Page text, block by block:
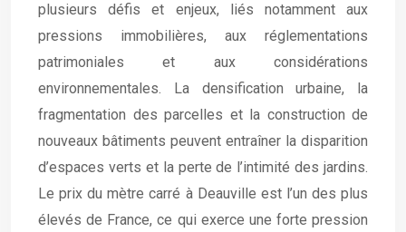
plusieurs défis et enjeux, liés notamment aux
pressions immobilières, aux réglementations
patrimoniales et aux considérations
environnementales. La densification urbaine, la
fragmentation des parcelles et la construction de
nouveaux bâtiments peuvent entraîner la disparition
d’espaces verts et la perte de l’intimité des jardins.
Le prix du mètre carré à Deauville est l’un des plus
élevés de France, ce qui exerce une forte pression